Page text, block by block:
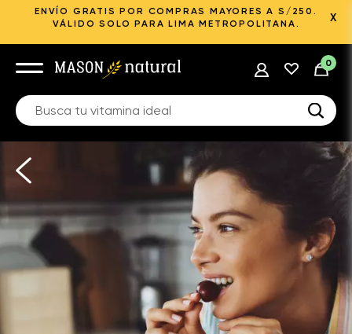
ENVÍO GRATIS POR COMPRAS MAYORES A S/250.
VÁLIDO SOLO PARA LIMA METROPOLITANA.
X
0